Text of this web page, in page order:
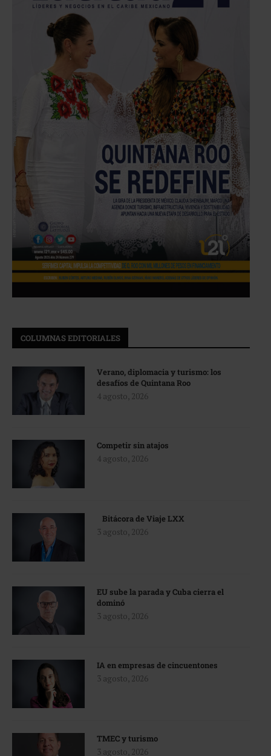
COLUMNAS EDITORIALES
Verano, diplomacia y turismo: los
desafíos de Quintana Roo
4 agosto, 2026
Competir sin atajos
4 agosto, 2026
Bitácora de Viaje LXX
3 agosto, 2026
EU sube la parada y Cuba cierra el
dominó
3 agosto, 2026
IA en empresas de cincuentones
3 agosto, 2026
TMEC y turismo
3 agosto, 2026